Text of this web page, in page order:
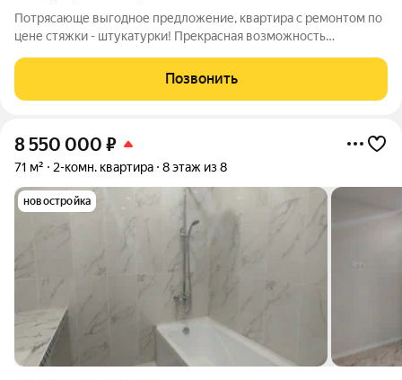
Потрясающе выгодное предложение, квартира с ремонтом по
цене стяжки - штукатурки! Прекрасная возможность
Новый Жилищный комплекс "Суворов", охраняемая закрытая
территория, благоустроенные дворы и
Позвонить
8 550 000 ₽
71 м² 2-комн. квартира 8 этаж из 8
новостройка